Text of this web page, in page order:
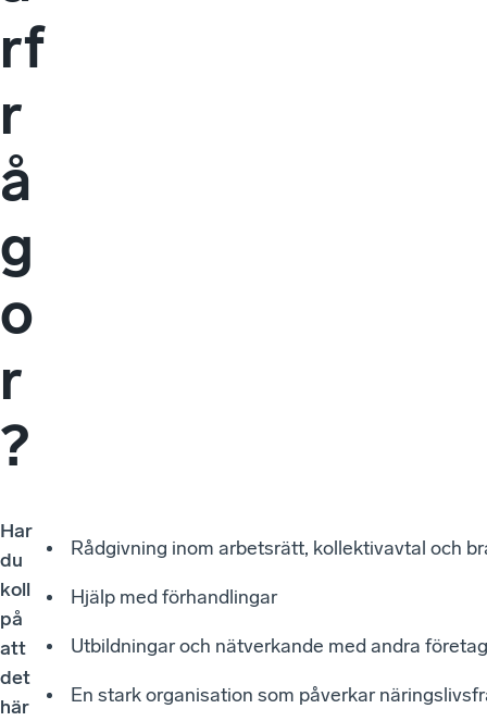
rf
r
å
g
o
r
?
Har
du
koll
på
att
det
här
Rådgivning inom arbetsrätt, kollektivavtal och
Hjälp med förhandlingar
Utbildningar och nätverkande med andra företag
En stark organisation som påverkar